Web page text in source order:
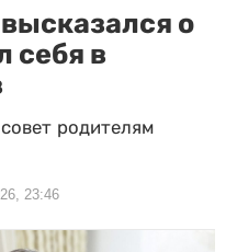
о
себя в
родителям
23:46